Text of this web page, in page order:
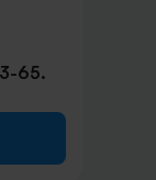
65.